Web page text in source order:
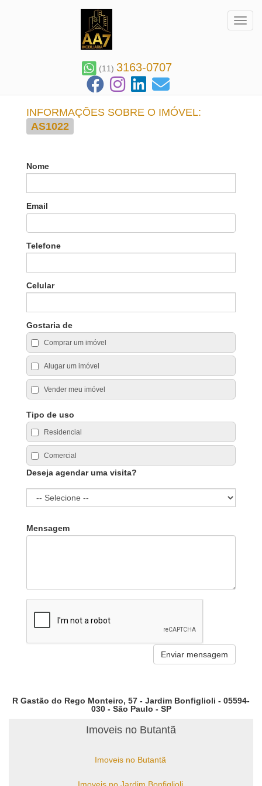
(11) 3163-0707
INFORMAÇÕES SOBRE O IMÓVEL:
AS1022
Nome
Email
Telefone
Celular
Gostaria de
Comprar um imóvel
Alugar um imóvel
Vender meu imóvel
Tipo de uso
Residencial
Comercial
Deseja agendar uma visita?
Mensagem
R Gastão do Rego Monteiro, 57 - Jardim Bonfiglioli - 05594-
030 - São Paulo - SP
Imoveis no Butantã
Imoveis no Butantã